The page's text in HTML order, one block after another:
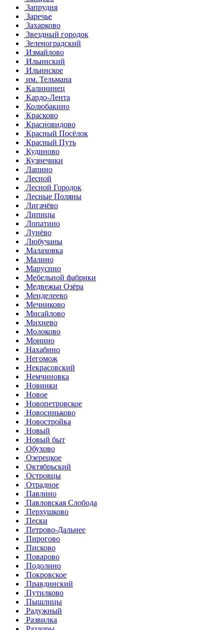
Запрудня
Заречье
Захарково
Звездный городок
Зеленоградский
Измайлово
Ильинский
Ильинское
им. Тельмана
Калининец
Кардо-Лента
Колюбакино
Красково
Красновидово
Красный Посёлок
Красный Путь
Кудиново
Кузнечики
Лапино
Лесной
Лесной Городок
Лесные Поляны
Лигачёво
Липицы
Лопатино
Лунёво
Любучаны
Малаховка
Малино
Марусино
Мебельной фабрики
Медвежьи Озёра
Менделеево
Мечниково
Мисайлово
Михнево
Молоково
Монино
Нахабино
Негомож
Некрасовский
Немчиновка
Новинки
Новое
Новопетровское
Новосиньково
Новостройка
Новый
Новый быт
Обухово
Озерецкое
Октябрьский
Островцы
Отрадное
Павлино
Павловская Слобода
Перхушково
Пески
Петрово-Дальнее
Пирогово
Писково
Поварово
Подолино
Покровское
Правдинский
Путилково
Пышлицы
Радужный
Развилка